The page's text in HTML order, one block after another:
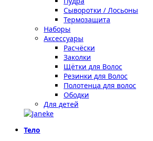
Сыворотки / Лосьоны
Термозащита
Наборы
Аксессуары
Расчёски
Заколки
Щётки для Волос
Резинки для Волос
Полотенца для волос
Ободки
Для детей
Тело